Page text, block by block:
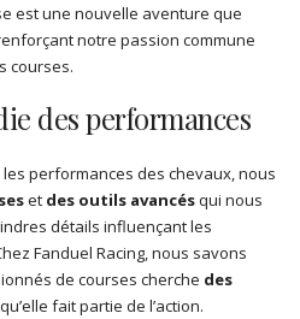
est une nouvelle aventure que
notre passion commune
courses.
des performances
performances des chevaux, nous
et des outils avancésqui nous
détails influençant les
Fanduel Racing, nous savons
de courses cherche des
fait partie de l’action.